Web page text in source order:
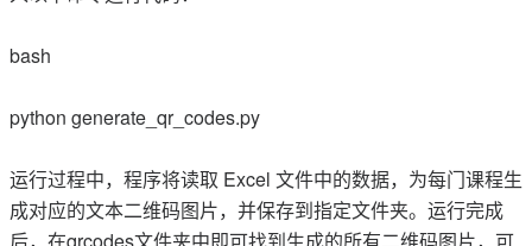
bash
python generate_qr_codes.py
运行过程中，程序将读取 Excel 文件中的数据，为每门课程生
成对应的文本二维码图片，并保存到指定文件夹。运行完成